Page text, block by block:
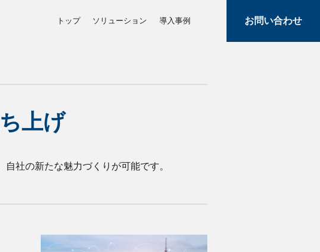
トップ ソリューション 導入事例 お問い合わせ
上げ
社の新たな魅力づくりが可能です。